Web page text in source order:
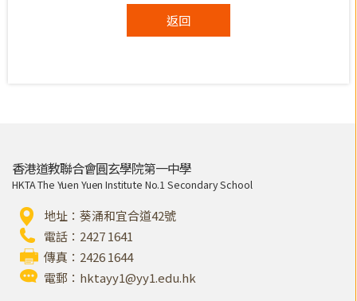
返回
香港道教聯合會圓玄學院第一中學
HKTA The Yuen Yuen Institute No.1 Secondary School
地址：葵涌和宜合道42號
電話：2427 1641
傳真：2426 1644
電郵： hktayy1@yy1.edu.hk